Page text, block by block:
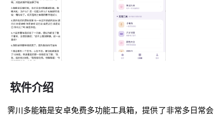
软件介绍
霁川多能箱是安卓免费多功能工具箱，提供了非常多日常会